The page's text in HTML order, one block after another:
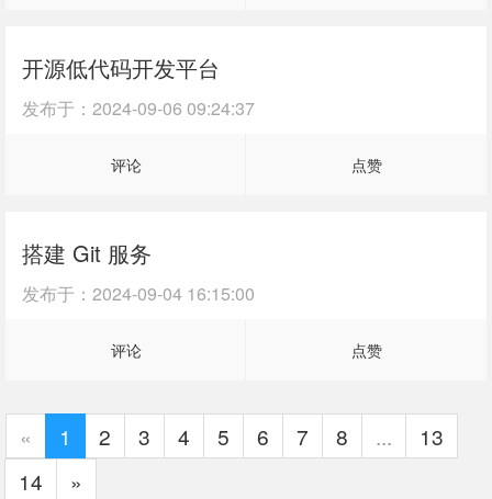
开源低代码开发平台
发布于： 2024-09-06 09:24:37
评论 点赞
搭建 Git 服务
发布于： 2024-09-04 16:15:00
评论 点赞
« 1 2 3 4 5 6 7 8 ...
13
14
»